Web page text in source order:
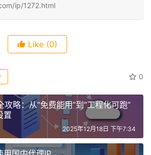
ip/1272.html
Like (0)
0
攻略：从“免费能用”到“工程化可跑”
置
2025年12月18日 下午7:34